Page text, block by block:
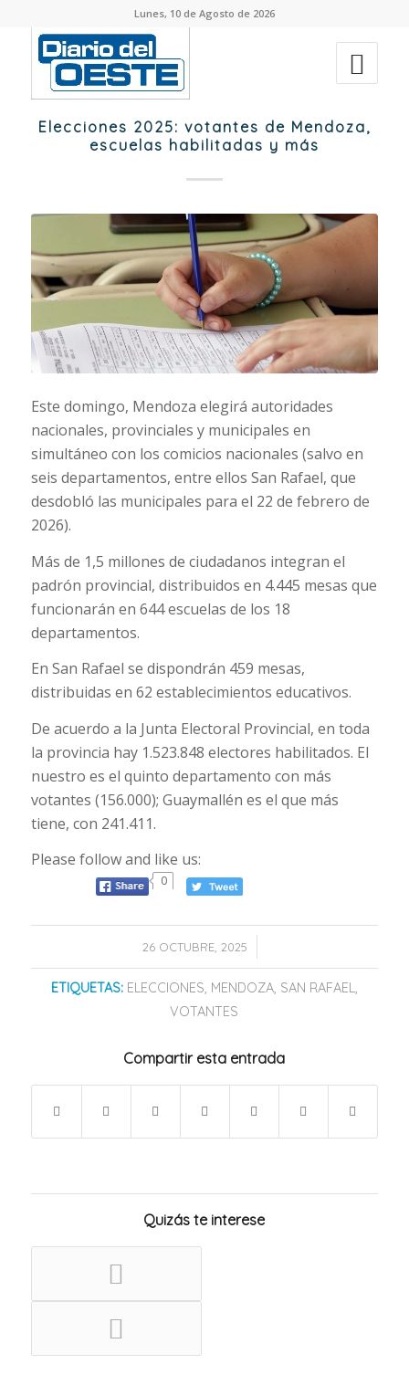
Lunes, 10 de Agosto de 2026
Elecciones 2025: votantes de Mendoza,
escuelas habilitadas y más
Este domingo, Mendoza elegirá autoridades
nacionales, provinciales y municipales en
simultáneo con los comicios nacionales (salvo en
seis departamentos, entre ellos San Rafael, que
desdobló las municipales para el 22 de febrero de
2026).
Más de 1,5 millones de ciudadanos integran el
padrón provincial, distribuidos en 4.445 mesas que
funcionarán en 644 escuelas de los 18
departamentos.
En San Rafael se dispondrán 459 mesas,
distribuidas en 62 establecimientos educativos.
De acuerdo a la Junta Electoral Provincial, en toda
la provincia hay 1.523.848 electores habilitados. El
nuestro es el quinto departamento con más
votantes (156.000); Guaymallén es el que más
tiene, con 241.411.
Please follow and like us:
0
26 OCTUBRE, 2025
/
ETIQUETAS: ELECCIONES, MENDOZA, SAN RAFAEL,
VOTANTES
Compartir esta entrada
Quizás te interese